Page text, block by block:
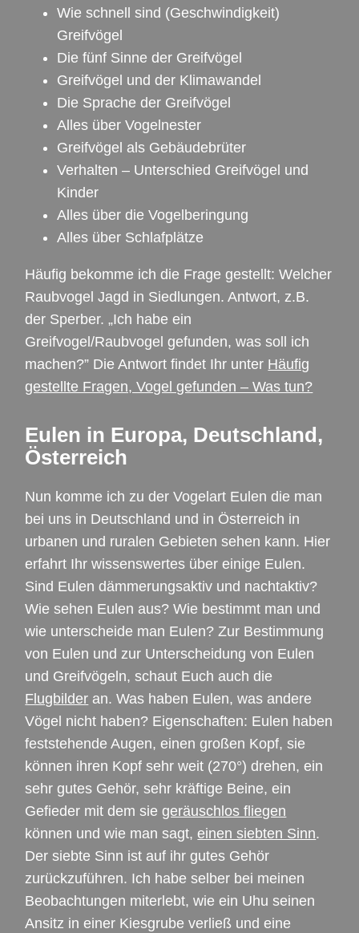
Wie schnell sind (Geschwindigkeit)
Greifvögel
Die fünf Sinne der Greifvögel
Greifvögel und der Klimawandel
Die Sprache der Greifvögel
Alles über Vogelnester
Greifvögel als Gebäudebrüter
Verhalten – Unterschied Greifvögel und
Kinder
Alles über die Vogelberingung
Alles über Schlafplätze
Häufig bekomme ich die Frage gestellt: Welcher
Raubvogel Jagd in Siedlungen. Antwort, z.B.
der Sperber. „Ich habe ein
Greifvogel/Raubvogel gefunden, was soll ich
machen?” Die Antwort findet Ihr unter Häufig
gestellte Fragen, Vogel gefunden – Was tun?
Eulen in Europa, Deutschland,
Österreich
Nun komme ich zu der Vogelart Eulen die man
bei uns in Deutschland und in Österreich in
urbanen und ruralen Gebieten sehen kann. Hier
erfahrt Ihr wissenswertes über einige Eulen.
Sind Eulen dämmerungsaktiv und nachtaktiv?
Wie sehen Eulen aus? Wie bestimmt man und
wie unterscheide man Eulen? Zur Bestimmung
von Eulen und zur Unterscheidung von Eulen
und Greifvögeln, schaut Euch auch die
Flugbilder an. Was haben Eulen, was andere
Vögel nicht haben? Eigenschaften: Eulen haben
feststehende Augen, einen großen Kopf, sie
können ihren Kopf sehr weit (270°) drehen, ein
sehr gutes Gehör, sehr kräftige Beine, ein
Gefieder mit dem siegeräuschlos fliegen
können und wie man sagt,einen siebten Sinn.
Der siebte Sinn ist auf ihr gutes Gehör
zurückzuführen. Ich habe selber bei meinen
Beobachtungen miterlebt, wie ein Uhu seinen
Ansitz in einer Kiesgrube verließ und eine